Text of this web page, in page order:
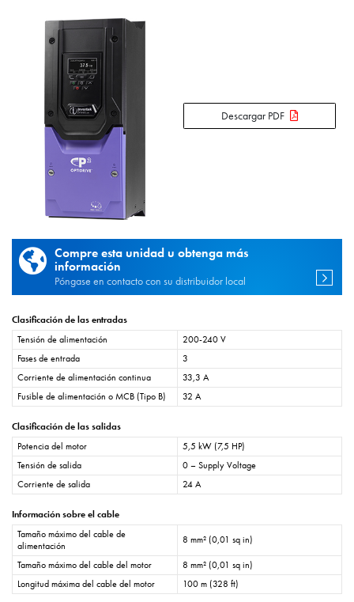
Descargar PDF
Compre esta unidad u obtenga más
información
Póngase en contacto con su distribuidor local
Clasificación de las entradas
Tensión de alimentación
200-240 V
Fases de entrada
3
Corriente de alimentación continua
33,3 A
Fusible de alimentación o MCB (Tipo B)
32 A
Clasificación de las salidas
Potencia del motor
5,5 kW (7,5 HP)
Tensión de salida
0 – Supply Voltage
Corriente de salida
24 A
Información sobre el cable
Tamaño máximo del cable de
alimentación
8 mm² (0,01 sq in)
Tamaño máximo del cable del motor
8 mm² (0,01 sq in)
Longitud máxima del cable del motor
100 m (328 ft)